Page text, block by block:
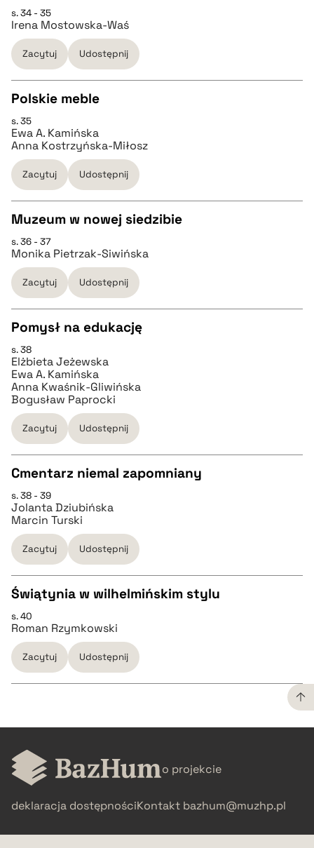
pobierz cytat
BIBTEX
s. 34 - 35
Irena Mostowska-Waś
Zacytuj Udostępnij
CZYSTY TEKST
pobierz cytat
pobierz cytat
Polskie meble
s. 35
Ewa A. Kamińska
Anna Kostrzyńska-Miłosz
Zacytuj Udostępnij
CZYSTY TEKST
pobierz cytat
BIBTEX
pobierz cytat
Muzeum w nowej siedzibie
s. 36 - 37
Monika Pietrzak-Siwińska
Zacytuj Udostępnij
CZYSTY TEKST
pobierz cytat
BIBTEX
pobierz cytat
Pomysł na edukację
s. 38
Elżbieta Jeżewska
Ewa A. Kamińska
Anna Kwaśnik-Gliwińska
Bogusław Paprocki
Zacytuj Udostępnij
CZYSTY TEKST
pobierz cytat
pobierz cytat
Cmentarz niemal zapomniany
s. 38 - 39
Jolanta Dziubińska
Marcin Turski
Zacytuj Udostępnij
CZYSTY TEKST
pobierz cytat
Świątynia w wilhelmińskim stylu
s. 40
Roman Rzymkowski
Zacytuj Udostępnij
CZYSTY TEKST
pobierz cytat
BIBTEX
o projekcie
deklaracja dostępnościKontakt bazhum@muzhp.pl